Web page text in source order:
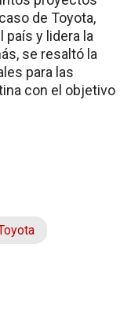
de Toyota,
país y lidera la
se resaltó la
para las
con el objetivo